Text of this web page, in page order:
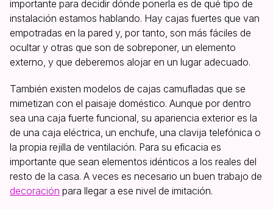
importante para decidir dónde ponerla es de qué tipo de
instalación estamos hablando. Hay cajas fuertes que van
empotradas en la pared y, por tanto, son más fáciles de
ocultar y otras que son de sobreponer, un elemento
externo, y que deberemos alojar en un lugar adecuado.
También existen modelos de cajas camufladas que se
mimetizan con el paisaje doméstico. Aunque por dentro
sea una caja fuerte funcional, su apariencia exterior es la
de una caja eléctrica, un enchufe, una clavija telefónica o
la propia rejilla de ventilación. Para su eficacia es
importante que sean elementos idénticos a los reales del
resto de la casa. A veces es necesario un buen trabajo de
decoración para llegar a ese nivel de imitación.